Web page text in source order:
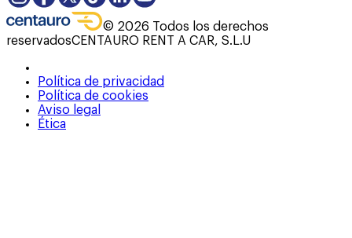
© 2026 Todos los derechos
reservadosCENTAURO RENT A CAR, S.L.U
Política de privacidad
Política de cookies
Aviso legal
Ética